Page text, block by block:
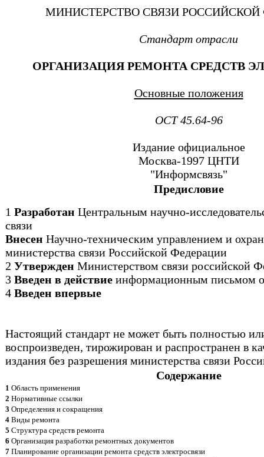
МИНИСТЕРСТВО СВЯЗИ РОССИЙСКОЙ
Стандарт отрасли
ОРГАНИЗАЦИЯ РЕМОНТА СРЕДСТВ
Основные положения
ОСТ 45.64-96
Издание официальное
Москва-1997 ЦНТИ
"Информсвязь"
Предисловие
1 Разработан Центральным научно-
связи
Внесен Научно-техническим управлением и
министерства связи Российской Федерации
2 Утвержден Министерством связи российской
3 Введен в действие информационным письмом
4 Введен впервые
Настоящий стандарт не может быть полностью
воспроизведен, тирожирован и распространен в
издания без разрешения министерства связи
Содержание
1 Область применения
2 Нормативные ссылки
3 Определения и сокращения
4 Виды ремонта
5 Структура средств ремонта
6 Организация разработки ремонтных документов
7 Планирование организации ремонта средств электросвязи